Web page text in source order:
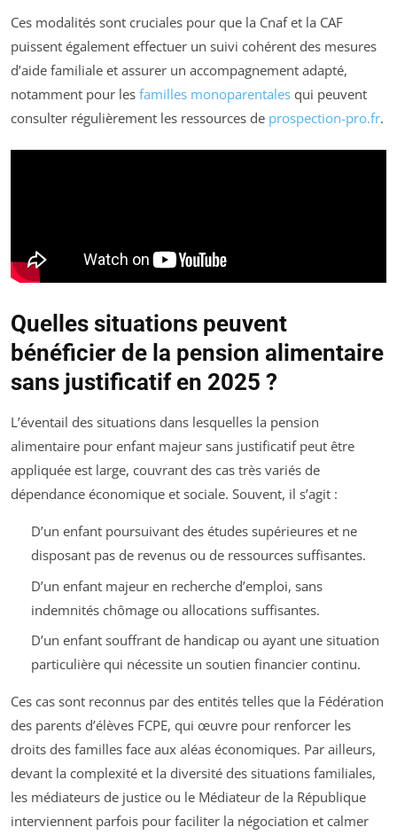
Ces modalités sont cruciales pour que la Cnaf et la CAF
puissent également effectuer un suivi cohérent des mesures
d’aide familiale et assurer un accompagnement adapté,
notamment pour les familles monoparentales qui peuvent
consulter régulièrement les ressources de prospection-pro.fr.
Quelles situations peuvent
bénéficier de la pension alimentaire
sans justificatif en 2025 ?
L’éventail des situations dans lesquelles la pension
alimentaire pour enfant majeur sans justificatif peut être
appliquée est large, couvrant des cas très variés de
dépendance économique et sociale. Souvent, il s’agit :
D’un enfant poursuivant des études supérieures et ne
disposant pas de revenus ou de ressources suffisantes.
D’un enfant majeur en recherche d’emploi, sans
indemnités chômage ou allocations suffisantes.
D’un enfant souffrant de handicap ou ayant une situation
particulière qui nécessite un soutien financier continu.
Ces cas sont reconnus par des entités telles que la Fédération
des parents d’élèves FCPE, qui œuvre pour renforcer les
droits des familles face aux aléas économiques. Par ailleurs,
devant la complexité et la diversité des situations familiales,
les médiateurs de justice ou le Médiateur de la République
interviennent parfois pour faciliter la négociation et calmer